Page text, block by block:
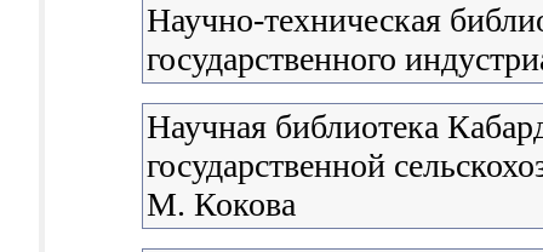
Научно-техническая
государственного
Научная библиотека
государственной
М. Кокова